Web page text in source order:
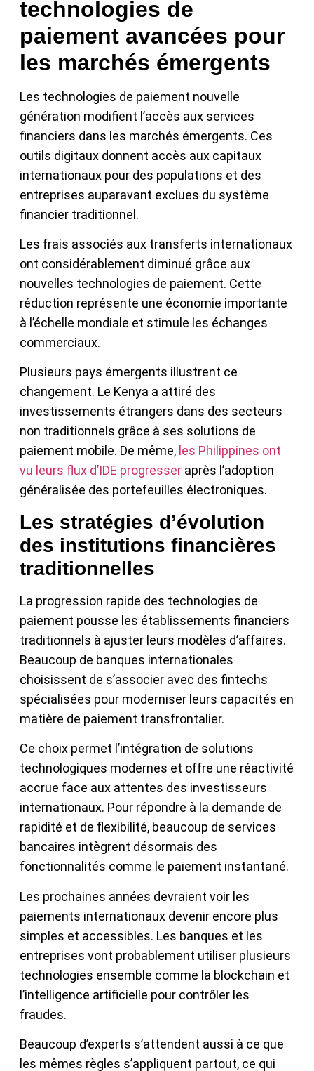
technologies de
paiement avancées pour
les marchés émergents
Les technologies de paiement nouvelle
génération modifient l’accès aux services
financiers dans les marchés émergents. Ces
outils digitaux donnent accès aux capitaux
internationaux pour des populations et des
entreprises auparavant exclues du système
financier traditionnel.
Les frais associés aux transferts internationaux
ont considérablement diminué grâce aux
nouvelles technologies de paiement. Cette
réduction représente une économie importante
à l’échelle mondiale et stimule les échanges
commerciaux.
Plusieurs pays émergents illustrent ce
changement. Le Kenya a attiré des
investissements étrangers dans des secteurs
non traditionnels grâce à ses solutions de
paiement mobile. De même, les Philippines ont
vu leurs flux d’IDE progresser après l’adoption
généralisée des portefeuilles électroniques.
Les stratégies d’évolution
des institutions financières
traditionnelles
La progression rapide des technologies de
paiement pousse les établissements financiers
traditionnels à ajuster leurs modèles d’affaires.
Beaucoup de banques internationales
choisissent de s’associer avec des fintechs
spécialisées pour moderniser leurs capacités en
matière de paiement transfrontalier.
Ce choix permet l’intégration de solutions
technologiques modernes et offre une réactivité
accrue face aux attentes des investisseurs
internationaux. Pour répondre à la demande de
rapidité et de flexibilité, beaucoup de services
bancaires intègrent désormais des
fonctionnalités comme le paiement instantané.
Les prochaines années devraient voir les
paiements internationaux devenir encore plus
simples et accessibles. Les banques et les
entreprises vont probablement utiliser plusieurs
technologies ensemble comme la blockchain et
l’intelligence artificielle pour contrôler les
fraudes.
Beaucoup d’experts s’attendent aussi à ce que
les mêmes règles s’appliquent partout, ce qui